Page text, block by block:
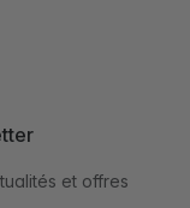
et offres